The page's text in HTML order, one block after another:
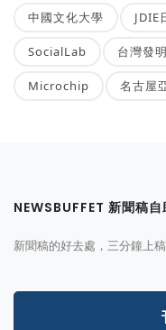
中國文化大學 JDIE
SocialLab 台灣發
Microchip 名古屋
NEWSBUFFET 新聞稿
新聞稿的好去處，三分鐘上